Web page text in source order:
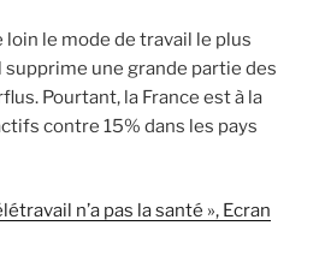
loin le mode de travail le plus
supprime une grande partie des
Pourtant, la France est à la
contre 15% dans les pays
n’a pas la santé », Ecran